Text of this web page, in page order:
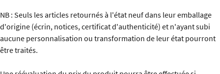
NB : Seuls les articles retournés à l'état neuf dans leur emballage
d'origine (écrin, notices, certificat d'authenticité) et n'ayant subi
aucune personnalisation ou transformation de leur état pourront
être traités.